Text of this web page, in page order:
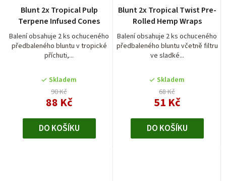
Blunt 2x Tropical Pulp
Terpene Infused Cones
Balení obsahuje 2 ks ochuceného
předbaleného bluntu v tropické
příchuti,...
Skladem
90 Kč
88 Kč
DO KOŠÍKU
Blunt 2x Tropical Twist Pre-
Rolled Hemp Wraps
Balení obsahuje 2 ks ochuceného
předbaleného bluntu včetně filtru
ve sladké...
Skladem
68 Kč
51 Kč
DO KOŠÍKU